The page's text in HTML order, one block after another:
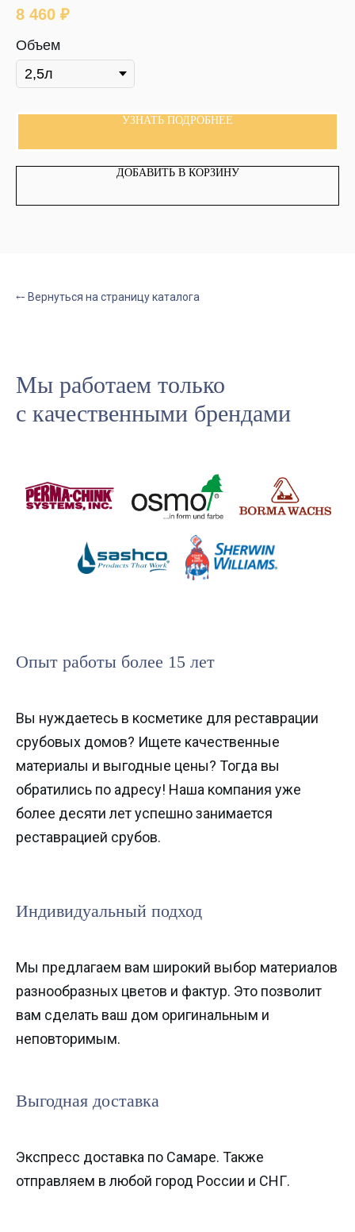
8 460 ₽
Объем
УЗНАТЬ ПОДРОБНЕЕ
ДОБАВИТЬ В КОРЗИНУ
⤌ Вернуться на страницу каталога
Мы работаем только
с качественными брендами
Опыт работы более 15 лет
Вы нуждаетесь в косметике для реставрации
срубовых домов? Ищете качественные
материалы и выгодные цены? Тогда вы
обратились по адресу! Наша компания уже
более десяти лет успешно занимается
реставрацией срубов.
Индивидуальный подход
Мы предлагаем вам широкий выбор материалов
разнообразных цветов и фактур. Это позволит
вам сделать ваш дом оригинальным и
неповторимым.
Выгодная доставка
Экспресс доставка по Самаре. Также
отправляем в любой город России и СНГ.